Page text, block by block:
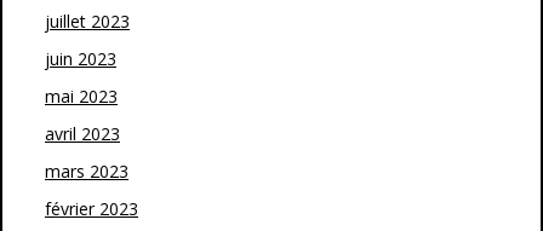
juillet 2023
juin 2023
mai 2023
avril 2023
mars 2023
février 2023